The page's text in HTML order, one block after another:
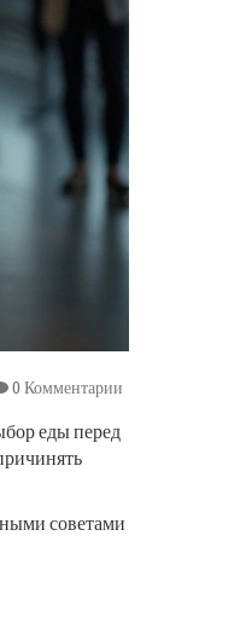
0 Комментарии
еды перед
советами